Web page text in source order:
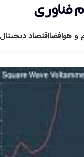
و هوافضااقتصاد دیجیتال